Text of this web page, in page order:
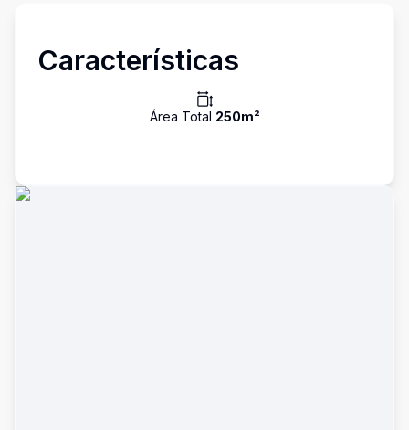
Características
Área Total 250m²